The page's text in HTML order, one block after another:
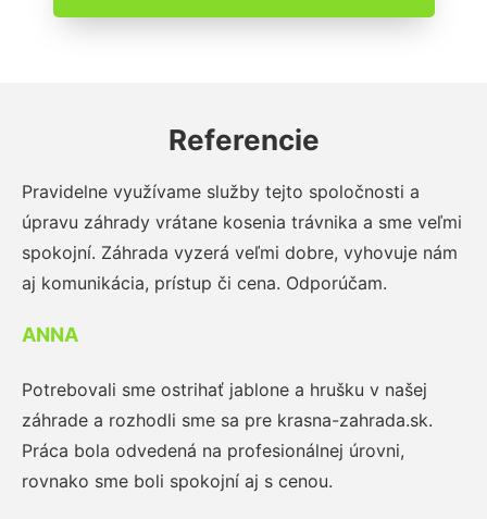
Referencie
Pravidelne využívame služby tejto spoločnosti a
úpravu záhrady vrátane kosenia trávnika a sme veľmi
spokojní. Záhrada vyzerá veľmi dobre, vyhovuje nám
aj komunikácia, prístup či cena. Odporúčam.
ANNA
Potrebovali sme ostrihať jablone a hrušku v našej
záhrade a rozhodli sme sa pre krasna-zahrada.sk.
Práca bola odvedená na profesionálnej úrovni,
rovnako sme boli spokojní aj s cenou.